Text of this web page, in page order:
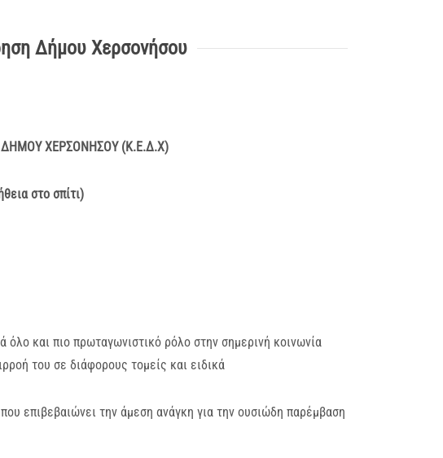
Δήμου Χερσονήσου
ΔΗΜΟΥ ΧΕΡΣΟΝΗΣΟΥ (Κ.Ε.Δ.Χ)
στο σπίτι)
όλο και πιο πρωταγωνιστικό ρόλο στην σημερινή κοινωνία
του σε διάφορους τομείς και ειδικά
επιβεβαιώνει την άμεση ανάγκη για την ουσιώδη παρέμβαση